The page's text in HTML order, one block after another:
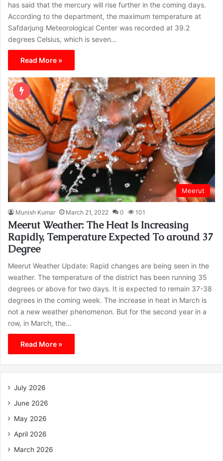
has said that the mercury will rise further in the coming days.
According to the department, the maximum temperature at
Safdarjung Meteorological Center was recorded at 39.2
degrees Celsius, which is seven…
Read More »
Meerut
Munish Kumar March 21, 2022 0 101
Meerut Weather: The Heat Is Increasing
Rapidly, Temperature Expected To around 37
Degree
Meerut Weather Update: Rapid changes are being seen in the
weather. The temperature of the district has been running 35
degrees or above for two days. It is expected to remain 37-38
degrees in the coming week. The increase in heat in March is
not a new weather phenomenon. But for the second year in a
row, in March, the…
Read More »
July 2026
June 2026
May 2026
April 2026
March 2026